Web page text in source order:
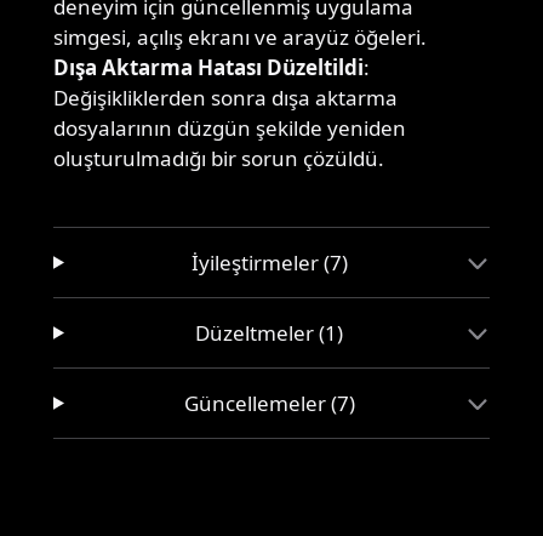
deneyim için güncellenmiş uygulama
simgesi, açılış ekranı ve arayüz öğeleri.
Dışa Aktarma Hatası Düzeltildi:
Değişikliklerden sonra dışa aktarma
dosyalarının düzgün şekilde yeniden
oluşturulmadığı bir sorun çözüldü.
İyileştirmeler (7)
Düzeltmeler (1)
Güncellemeler (7)